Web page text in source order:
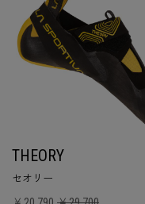
THEORY
セオリー